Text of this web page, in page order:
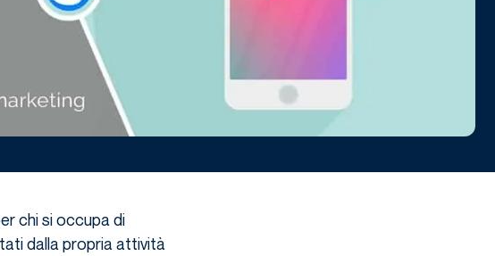
chi si occupa di
dalla propria attività